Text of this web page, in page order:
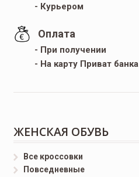
- Курьером
Оплата
- При получении
- На карту Приват банка
ЖЕНСКАЯ ОБУВЬ
Все кроссовки
Повседневные